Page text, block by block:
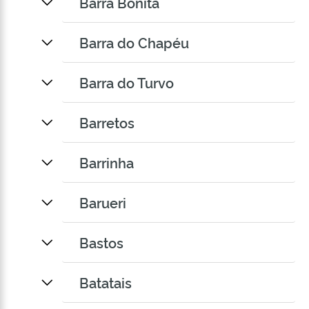
Barra do Chapéu
Barra do Turvo
Barretos
Barrinha
Barueri
Bastos
Batatais